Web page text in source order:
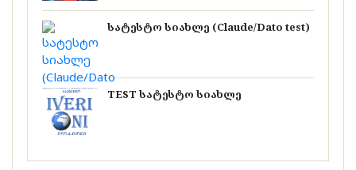
სატესტო სიახლე (Claude/Dato test)
TEST სატესტო სიახლე